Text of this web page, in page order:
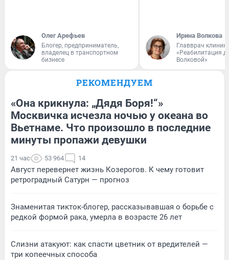
Олег Арефьев
Блогер, предприниматель,
владелец в транспортном
бизнесе
Ирина Волкова
Главврач
«Реабилитация
Волковой»
РЕКОМЕНДУЕМ
«Она крикнула: „Дядя Боря!“»
Москвичка исчезла ночью у океана во
Вьетнаме. Что произошло в последние
минуты пропажи девушки
21 час 53 964 14
Август перевернет жизнь Козерогов. К чему готовит
ретроградный Сатурн — прогноз
Знаменитая тикток-блогер, рассказывавшая о борьбе с
редкой формой рака, умерла в возрасте 26 лет
Слизни атакуют: как спасти цветник от вредителей —
три копеечных способа